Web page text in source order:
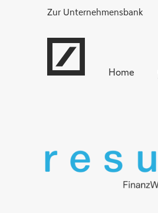
Zur Unternehmensbank
Home